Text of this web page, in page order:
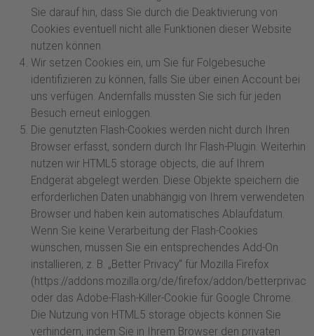
Sie darauf hin, dass Sie durch die Deaktivierung von
Cookies eventuell nicht alle Funktionen dieser Website
nutzen können.
Wir setzen Cookies ein, um Sie für Folgebesuche
identifizieren zu können, falls Sie über einen Account bei
uns verfügen. Andernfalls müssten Sie sich für jeden
Besuch erneut einloggen.
Die genutzten Flash-Cookies werden nicht durch Ihren
Browser erfasst, sondern durch Ihr Flash-Plugin. Weiterhin
nutzen wir HTML5 storage objects, die auf Ihrem
Endgerät abgelegt werden. Diese Objekte speichern die
erforderlichen Daten unabhängig von Ihrem verwendeten
Browser und haben kein automatisches Ablaufdatum.
Wenn Sie keine Verarbeitung der Flash-Cookies
wünschen, müssen Sie ein entsprechendes Add-On
installieren, z. B. „Better Privacy“ für Mozilla Firefox
(https://addons.mozilla.org/de/firefox/addon/
oder das Adobe-Flash-Killer-Cookie für Google Chrome.
Die Nutzung von HTML5 storage objects können Sie
verhindern, indem Sie in Ihrem Browser den privaten